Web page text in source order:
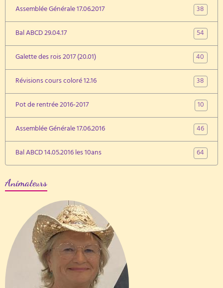
Assemblée Générale 17.06.2017
38
Bal ABCD 29.04.17
54
Galette des rois 2017 (20.01)
40
Révisions cours coloré 12.16
38
Pot de rentrée 2016-2017
10
Assemblée Générale 17.06.2016
46
Bal ABCD 14.05.2016 les 10ans
64
Animateurs